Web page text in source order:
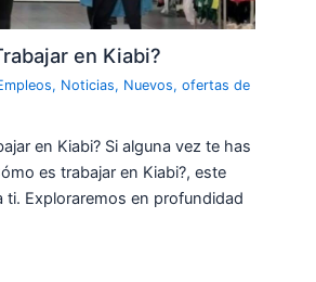
en Kiabi?
, Noticias, Nuevos,ofertas de
en Kiabi? Si alguna vez te has
es trabajar en Kiabi?, este
ti. Exploraremos en profundidad